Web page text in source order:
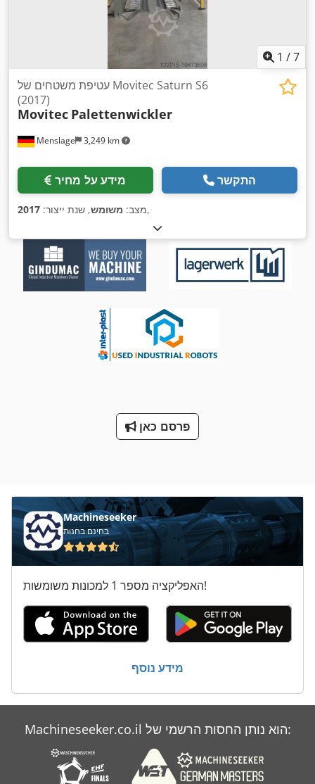
1 /7
Menslage 3,249 km
עטיפת משטחים של Movitec Saturn S6
(2017)
Movitec Palettenwickler
מידע על מחיר התקשר
מצב: משומש, שנת ייצור: 2017 ,
פרסם כאן
Machineseeker
בחינם בחנות
האפליקציה מספר 1 למכונות משומשות!
מידע נוסף
Machineseeker.co.il הוא נותן החסות הרשמי של: